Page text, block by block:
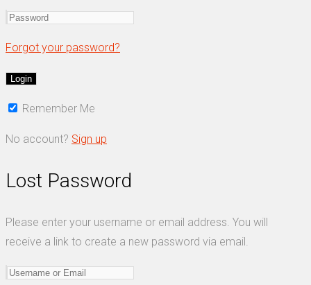
Forgot your password?
Remember Me
No account? Sign up
Lost Password
Please enter your username or email address. You will
receive a link to create a new password via email.